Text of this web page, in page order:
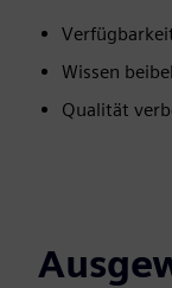
Wissen
Qualität